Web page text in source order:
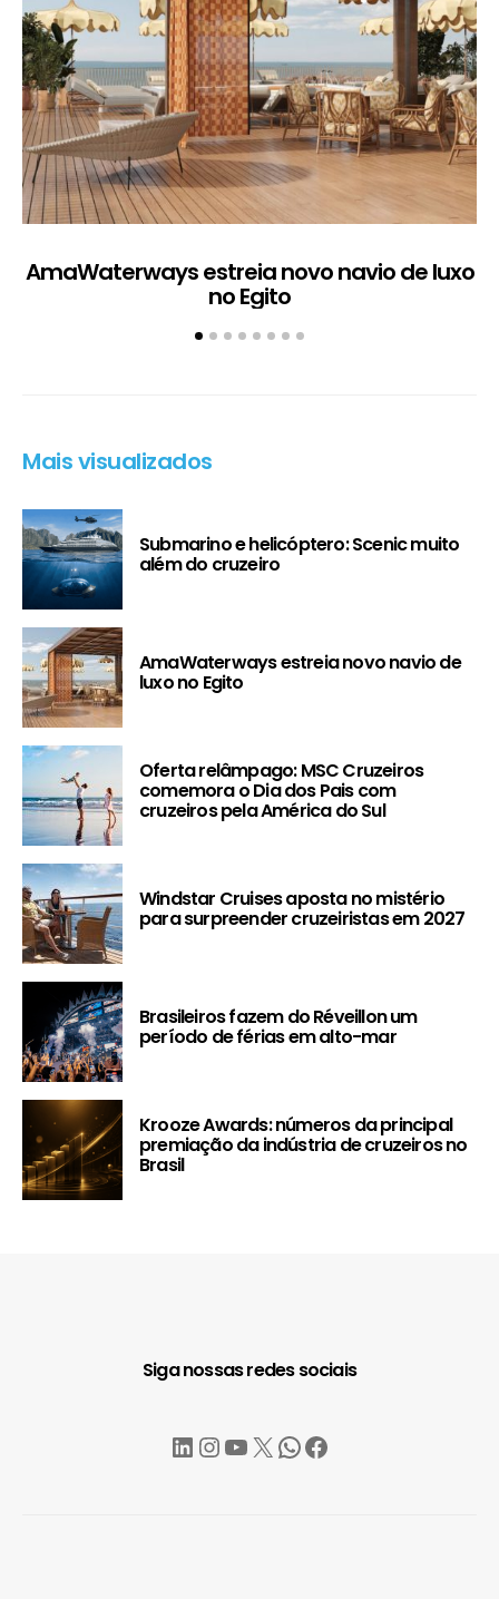
AmaWaterways estreia novo navio de luxo
no Egito
Mais visualizados
Submarino e helicóptero: Scenic muito
além do cruzeiro
AmaWaterways estreia novo navio de
luxo no Egito
Oferta relâmpago: MSC Cruzeiros
comemora o Dia dos Pais com
cruzeiros pela América do Sul
Windstar Cruises aposta no mistério
para surpreender cruzeiristas em 2027
Brasileiros fazem do Réveillon um
período de férias em alto-mar
Krooze Awards: números da principal
premiação da indústria de cruzeiros no
Brasil
Siga nossas redes sociais
LinkedIn
Instagram
YouTube
X WhatsApp
Facebook